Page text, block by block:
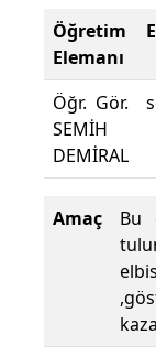
Öğretim
Elemanı
Öğr. Gör.
SEMİH
DEMİRAL
Amaç
Bu